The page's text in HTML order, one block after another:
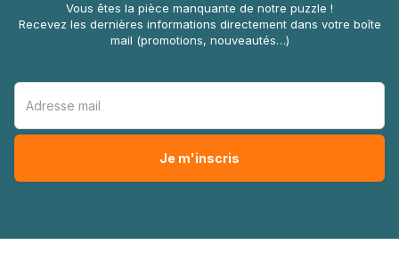
Vous êtes la pièce manquante de notre puzzle !
Recevez les dernières informations directement dans votre boîte
mail (promotions, nouveautés…)